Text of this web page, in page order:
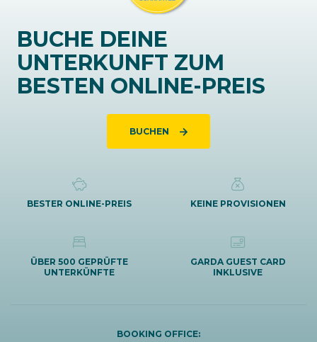
BUCHE DEINE
UNTERKUNFT ZUM
BESTEN ONLINE-PREIS
BUCHEN
BESTER ONLINE-PREIS KEINE PROVISIONEN
ÜBER 500 GEPRÜFTE
UNTERKÜNFTE
GARDA GUEST CARD
INKLUSIVE
BOOKING OFFICE: